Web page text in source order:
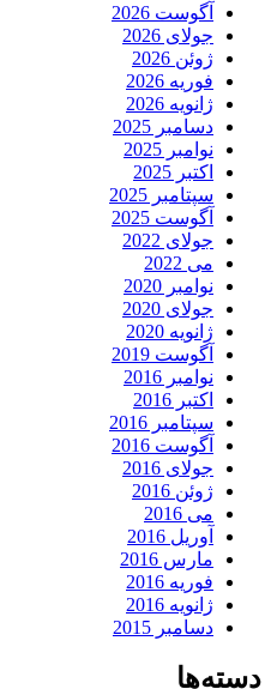
آگوست 2026
جولای 2026
ژوئن 2026
فوریه 2026
ژانویه 2026
دسامبر 2025
نوامبر 2025
اکتبر 2025
سپتامبر 2025
آگوست 2025
جولای 2022
می 2022
نوامبر 2020
جولای 2020
ژانویه 2020
آگوست 2019
نوامبر 2016
اکتبر 2016
سپتامبر 2016
آگوست 2016
جولای 2016
ژوئن 2016
می 2016
آوریل 2016
مارس 2016
فوریه 2016
ژانویه 2016
دسامبر 2015
دسته‌ها